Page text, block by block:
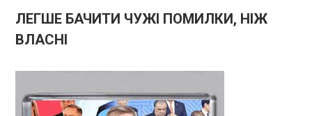
ЛЕГШЕ БАЧИТИ ЧУЖІ ПОМИЛКИ, НІЖ
ВЛАСНІ